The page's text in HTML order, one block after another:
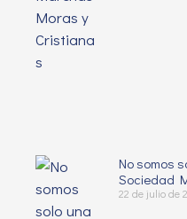
No somos
Sociedad
22 de julio de